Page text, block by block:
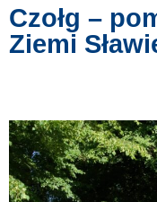
Czołg –
Ziemi